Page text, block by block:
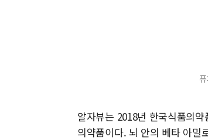
알자뷰는 2018년 한국식품의
의약품이다. 뇌 안의 베타 아밀